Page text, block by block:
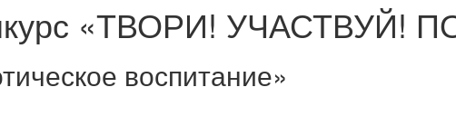
«ТВОРИ! УЧАСТВУЙ!
воспитание»